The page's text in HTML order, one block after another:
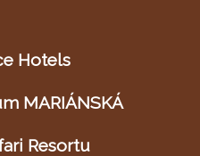
Hotels
MARIÁNSKÁ
Resortu